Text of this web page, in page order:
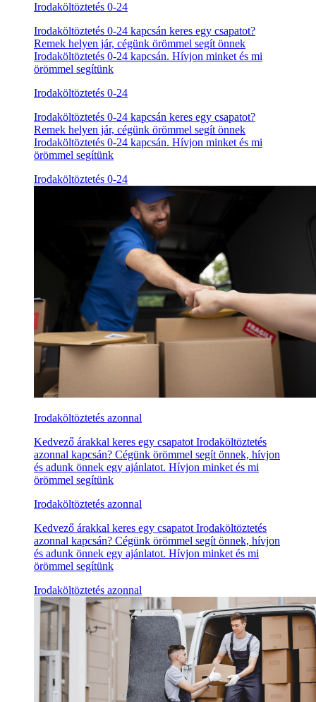
Irodaköltöztetés 0-24
Irodaköltöztetés 0-24 kapcsán keres egy csapatot?
Remek helyen jár, cégünk örömmel segít önnek
Irodaköltöztetés 0-24 kapcsán. Hívjon minket és mi
örömmel segítünk
Irodaköltöztetés 0-24
Irodaköltöztetés 0-24 kapcsán keres egy csapatot?
Remek helyen jár, cégünk örömmel segít önnek
Irodaköltöztetés 0-24 kapcsán. Hívjon minket és mi
örömmel segítünk
Irodaköltöztetés 0-24
Irodaköltöztetés azonnal
Kedvező árakkal keres egy csapatot Irodaköltöztetés
azonnal kapcsán? Cégünk örömmel segít önnek, hívjon
és adunk önnek egy ajánlatot. Hívjon minket és mi
örömmel segítünk
Irodaköltöztetés azonnal
Kedvező árakkal keres egy csapatot Irodaköltöztetés
azonnal kapcsán? Cégünk örömmel segít önnek, hívjon
és adunk önnek egy ajánlatot. Hívjon minket és mi
örömmel segítünk
Irodaköltöztetés azonnal